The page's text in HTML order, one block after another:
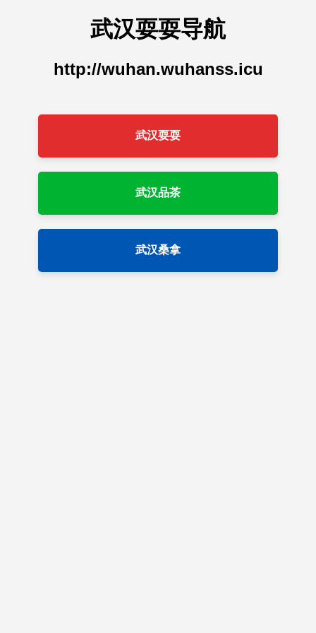
武汉耍耍导航
http://wuhan.wuhanss.icu
武汉耍耍
武汉品茶
武汉桑拿